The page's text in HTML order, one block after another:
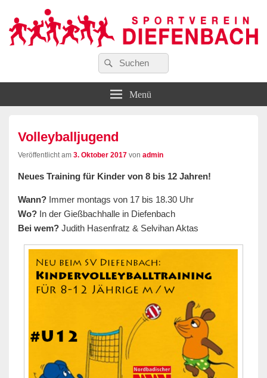
Sportverein Diefenbach e. V.
Suchen
nach:
Suchen
Menü
Volleyballjugend
Veröffentlicht am 3. Oktober 2017 von admin
Neues Training für Kinder von 8 bis 12 Jahren!
Wann? Immer montags von 17 bis 18.30 Uhr
Wo? In der Gießbachhalle in Diefenbach
Bei wem? Judith Hasenfratz & Selvihan Aktas